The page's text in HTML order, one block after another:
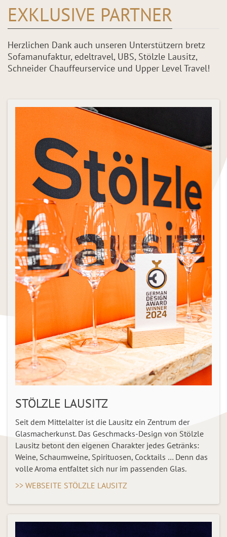
EXKLUSIVE PARTNER
Herzlichen Dank auch unseren Unterstützern bretz
Sofamanufaktur, edeltravel, UBS, Stölzle Lausitz,
Schneider Chauffeurservice und Upper Level Travel!
STÖLZLE LAUSITZ
Seit dem Mittelalter ist die Lausitz ein Zentrum der
Glasmacherkunst. Das Geschmacks-Design von Stölzle
Lausitz betont den eigenen Charakter jedes Getränks:
Weine, Schaumweine, Spirituosen, Cocktails … Denn das
volle Aroma entfaltet sich nur im passenden Glas.
>> WEBSEITE STÖLZLE LAUSITZ